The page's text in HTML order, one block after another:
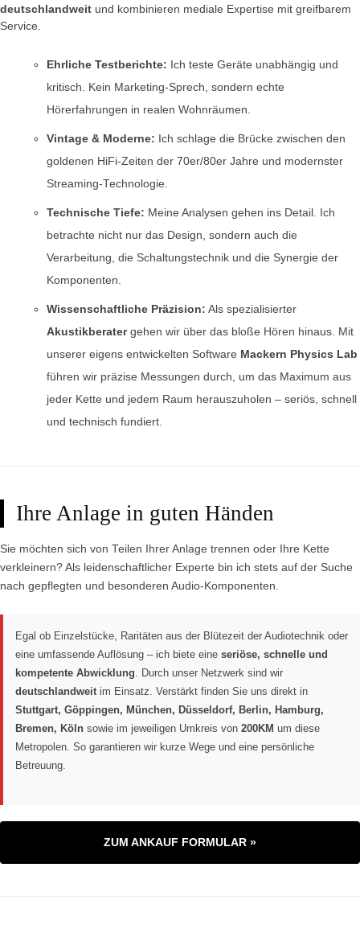
deutschlandweit und kombinieren mediale Expertise mit greifbarem
Service.
Ehrliche Testberichte: Ich teste Geräte unabhängig und
kritisch. Kein Marketing-Sprech, sondern echte
Hörerfahrungen in realen Wohnräumen.
Vintage & Moderne: Ich schlage die Brücke zwischen den
goldenen HiFi-Zeiten der 70er/80er Jahre und modernster
Streaming-Technologie.
Technische Tiefe: Meine Analysen gehen ins Detail. Ich
betrachte nicht nur das Design, sondern auch die
Verarbeitung, die Schaltungstechnik und die Synergie der
Komponenten.
Wissenschaftliche Präzision: Als spezialisierter
Akustikberatergehen wir über das bloße Hören hinaus. Mit
unserer eigens entwickelten Software Mackern Physics Lab
führen wir präzise Messungen durch, um das Maximum aus
jeder Kette und jedem Raum herauszuholen – seriös, schnell
und technisch fundiert.
Ihre Anlage in guten Händen
Sie möchten sich von Teilen Ihrer Anlage trennen oder Ihre Kette
verkleinern? Als leidenschaftlicher Experte bin ich stets auf der Suche
nach gepflegten und besonderen Audio-Komponenten.
Egal ob Einzelstücke, Raritäten aus der Blütezeit der Audiotechnik oder
eine umfassende Auflösung – ich biete eine seriöse, schnelle und
kompetente Abwicklung . Durch unser Netzwerk sind wir
deutschlandweit im Einsatz. Verstärkt finden Sie uns direkt in
Stuttgart, Göppingen, München, Düsseldorf, Berlin, Hamburg,
Bremen, Köln sowie im jeweiligen Umkreis von 200KM um diese
Metropolen. So garantieren wir kurze Wege und eine persönliche
Betreuung.
ZUM ANKAUF FORMULAR »